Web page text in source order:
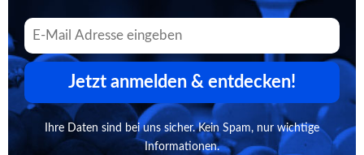
Jetzt anmelden & entdecken!
Ihre Daten sind bei uns sicher. Kein Spam, nur wichtige
Informationen.